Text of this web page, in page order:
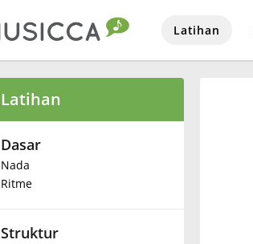
Latihan
Dansk
Deutsch
Latihan
Dasar
Nada
Ritme
Struktur